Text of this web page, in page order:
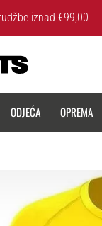
iznad €99,00
ODJEĆA OPREMA